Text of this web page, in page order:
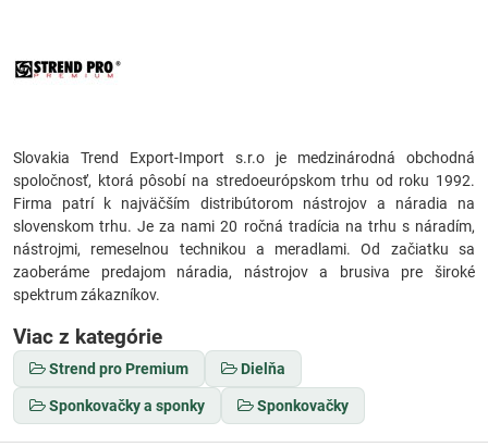
Slovakia Trend Export-Import s.r.o je medzinárodná obchodná
spoločnosť, ktorá pôsobí na stredoeurópskom trhu od roku 1992.
Firma patrí k najväčším distribútorom nástrojov a náradia na
slovenskom trhu. Je za nami 20 ročná tradícia na trhu s náradím,
nástrojmi, remeselnou technikou a meradlami. Od začiatku sa
zaoberáme predajom náradia, nástrojov a brusiva pre široké
spektrum zákazníkov.
Viac z kategórie
Strend pro Premium Dielňa
Sponkovačky a sponky Sponkovačky